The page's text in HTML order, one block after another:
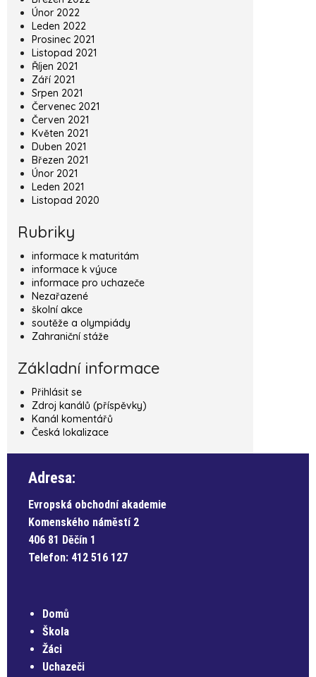
Únor 2022
Leden 2022
Prosinec 2021
Listopad 2021
Říjen 2021
Září 2021
Srpen 2021
Červenec 2021
Červen 2021
Květen 2021
Duben 2021
Březen 2021
Únor 2021
Leden 2021
Listopad 2020
Rubriky
informace k maturitám
informace k výuce
informace pro uchazeče
Nezařazené
školní akce
soutěže a olympiády
Zahraniční stáže
Základní informace
Přihlásit se
Zdroj kanálů (příspěvky)
Kanál komentářů
Česká lokalizace
Adresa:
Evropská obchodní akademie
Komenského náměstí 2
406 81 Děčín 1
Telefon: 412 516 127
Domů
Škola
Žáci
Uchazeči